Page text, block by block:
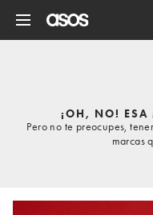
¡OH, NO! ESA
Pero no te preocupes,
marcas